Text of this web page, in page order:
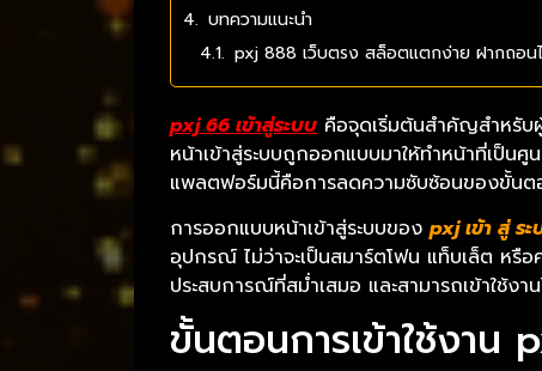
บทความแนะนำ
pxj 888 เว็บตรง สล็อตแตกง่าย ฝากถอน
pxj 66 เข้าสู่ระบบ คือจุดเริ่มต้นสำคัญสำหรับ
หน้าเข้าสู่ระบบถูกออกแบบมาให้ทำหน้าที่เป็น
แพลตฟอร์มนี้คือการลดความซับซ้อนของขั้นตอ
การออกแบบหน้าเข้าสู่ระบบของpxj เข้า สู่ ระ
อุปกรณ์ ไม่ว่าจะเป็นสมาร์ตโฟน แท็บเล็ต หรื
ประสบการณ์ที่สม่ำเสมอ และสามารถเข้าใช้งา
ขั้นตอนการเข้าใช้งาน